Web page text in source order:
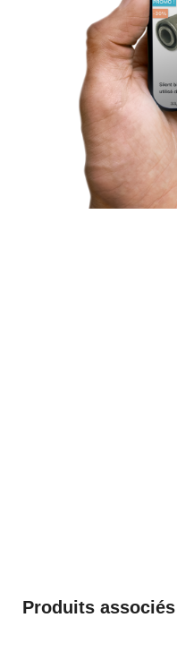
Produits associés